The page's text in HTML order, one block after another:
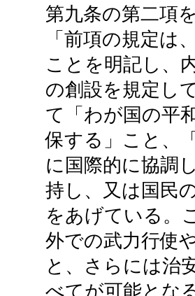
第九条の第二項
「前項の規定は
ことを明記し、
の創設を規定し
て「わが国の平
保する」こと、
に国際的に協調
持し、又は国民
をあげている。
外での武力行使
と、さらには治
べてが可能とな